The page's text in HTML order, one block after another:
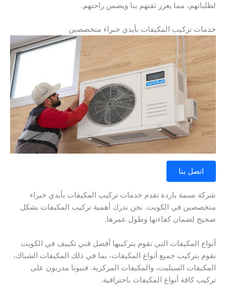
لطلباتهم، مما يعزز ثقتهم بنا ويضمن راحتهم.
خدمات تركيب المكيفات بأيدي خبراء متخصصين
اتصل بنا
شركة نسمة باردة تقدم خدمات تركيب المكيفات بأيدي خبراء
متخصصين في الكويت. نحن ندرك أهمية تركيب المكيفات بشكل
صحيح لضمان كفاءتها وطول عمرها.
أنواع المكيفات التي نقوم بتركيبها أفضل فني تكييف في الكويت
نقوم بتركيب جميع أنواع المكيفات، بما في ذلك المكيفات الشباك،
المكيفات السبليت، والمكيفات المركزية. فنيونا مدربون على
تركيب كافة أنواع المكيفات باحترافية.